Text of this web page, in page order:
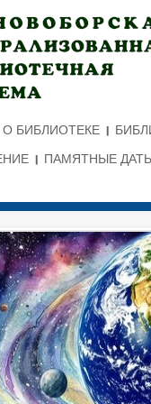
О БИБЛИОТЕКЕ
ПАМЯТНЫЕ